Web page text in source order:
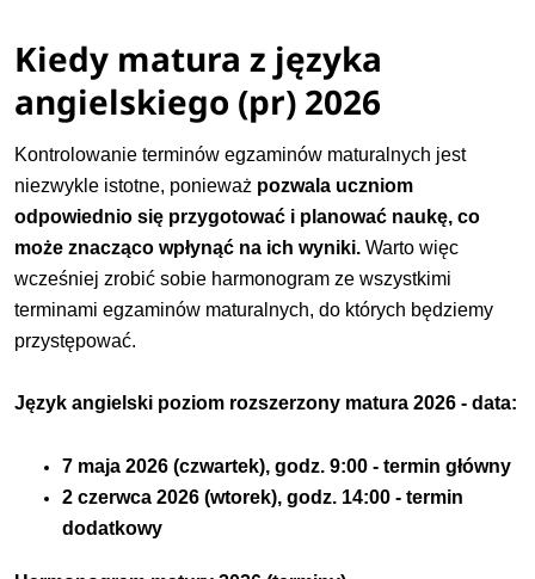
Kiedy matura z języka
angielskiego (pr) 2026
Kontrolowanie terminów egzaminów maturalnych jest
niezwykle istotne, ponieważ pozwala uczniom
odpowiednio się przygotować i planować naukę, co
może znacząco wpłynąć na ich wyniki. Warto więc
wcześniej zrobić sobie harmonogram ze wszystkimi
terminami egzaminów maturalnych, do których będziemy
przystępować.
Język angielski poziom rozszerzony matura 2026 - data:
7 maja 2026 (czwartek),godz. 9:00 - termin główny
2 czerwca 2026 (wtorek), godz. 14:00 - termin
dodatkowy